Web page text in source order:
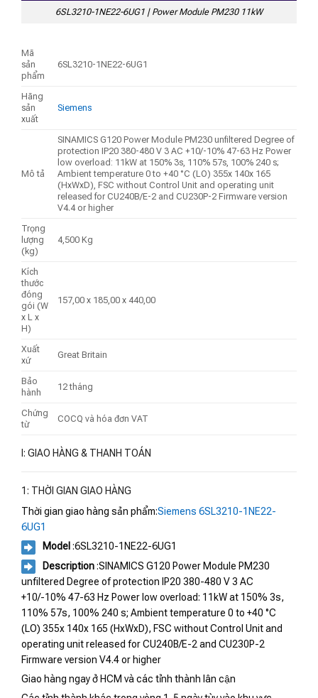
6SL3210-1NE22-6UG1 | Power Module PM230 11kW
Mã
sản
phẩm
6SL3210-1NE22-6UG1
Hãng
sản
xuất
Siemens
Mô tả
SINAMICS G120 Power Module PM230 unfiltered Degree of
protection IP20 380-480 V 3 AC +10/-10% 47-63 Hz Power
low overload: 11kW at 150% 3s, 110% 57s, 100% 240 s;
Ambient temperature 0 to +40 °C (LO) 355x 140x 165
(HxWxD), FSC without Control Unit and operating unit
released for CU240B/E-2 and CU230P-2 Firmware version
V4.4 or higher
Trọng
lượng
(kg)
4,500 Kg
Kích
thước
đóng
gói (W
x L x
H)
157,00 x 185,00 x 440,00
Xuất
xứ
Great Britain
Bảo
hành
12 tháng
Chứng
từ
COCQ và hóa đơn VAT
I: GIAO HÀNG & THANH TOÁN
1: THỜI GIAN GIAO HÀNG
Thời gian giao hàng sản phẩm:Siemens 6SL3210-1NE22-
6UG1
Model :6SL3210-1NE22-6UG1
Description:SINAMICS G120 Power Module PM230
unfiltered Degree of protection IP20 380-480 V 3 AC
+10/-10% 47-63 Hz Power low overload: 11kW at 150% 3s,
110% 57s, 100% 240 s; Ambient temperature 0 to +40 °C
(LO) 355x 140x 165 (HxWxD), FSC without Control Unit and
operating unit released for CU240B/E-2 and CU230P-2
Firmware version V4.4 or higher
Giao hàng ngay ở HCM và các tỉnh thành lân cận